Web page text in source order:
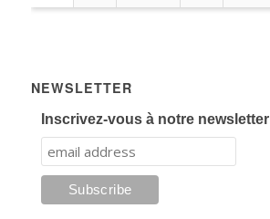
NEWSLETTER
Inscrivez-vous à notre newsletter